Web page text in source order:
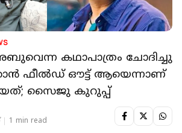
കഥാപാത്രം ചോദിച്ചു
ഫീൽഡ് ഔട്ട് ആയെന്നാണ്
സൈജു കുറുപ്പ്
1 min read